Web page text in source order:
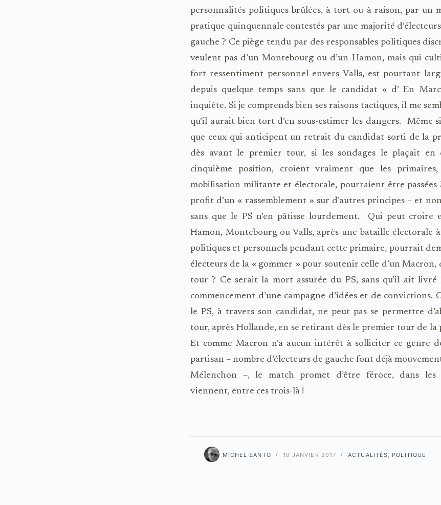
personnalités politiques brûlées, à tort ou à raison, par un
pratique quinquennale contestés par une majorité
gauche ? Ce piège tendu par des responsables politiques
veulent pas d’un Montebourg ou d’un Hamon, mais qui
fort ressentiment personnel envers Valls, est pourtant
depuis quelque temps sans que le candidat « d’ En
inquiète. Si je comprends bien ses raisons tactiques, il me
qu’il aurait bien tort d’en sous-estimer les dangers.
Même
que ceux qui anticipent un retrait du candidat sorti de la
dès avant le premier tour, si les sondages le plaçait en
cinquième position, croient vraiment que les
mobilisation militante et électorale, pourraient être passées
profit d’un « rassemblement » sur d’autres principes – et
sans que le PS n’en pâtisse lourdement.
Qui peut croire
Hamon, Montebourg ou Valls, après une bataille électorale
politiques et personnels pendant cette primaire, pourrait
électeurs de la « gommer » pour soutenir celle d’un Macron,
tour ? Ce serait la mort assurée du PS, sans qu’il ait livré
commencement d’une campagne d’idées et de convictions.
le PS, à travers son candidat, ne peut pas se permettre
tour, après Hollande, en se retirant dès le premier tour de la
Et comme Macron n’a aucun intérêt à solliciter ce genre
partisan – nombre d’électeurs de gauche font déjà
Mélenchon –, le match promet d’être féroce, dans les
viennent, entre ces trois-là !
MICHEL SANTO 19 JANVIER 2017 ACTUALITÉS POLITIQUE